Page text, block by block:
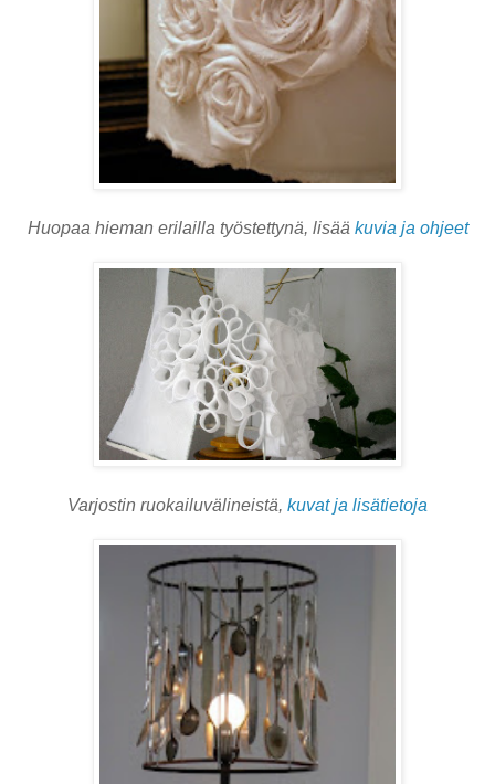
Huopaa hieman erilailla työstettynä, lisää kuvia ja ohjeet
Varjostin ruokailuvälineistä, kuvat ja lisätietoja